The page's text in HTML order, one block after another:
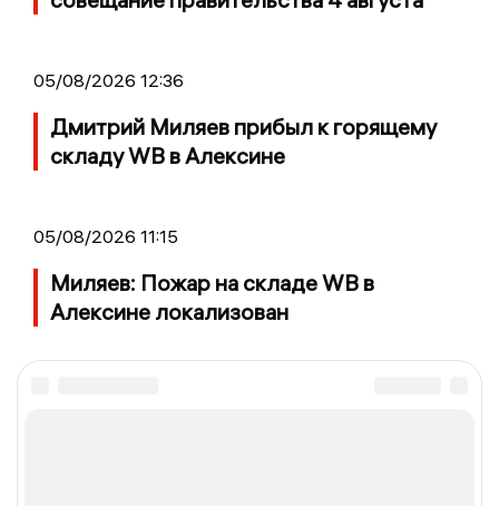
05/08/2026 12:36
Дмитрий Миляев прибыл к горящему
складу WB в Алексине
05/08/2026 11:15
Миляев: Пожар на складе WB в
Алексине локализован